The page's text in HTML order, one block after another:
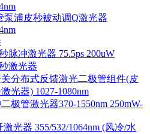
泵浦皮秒被动调Q激光器
脉冲激光器 75.5ps 200uW
激光器
分布式反馈激光二极管组件(皮
光器) 1027-1080nm
极管激光器370-1550nm 250mW-
光器 355/532/1064nm (风冷/水